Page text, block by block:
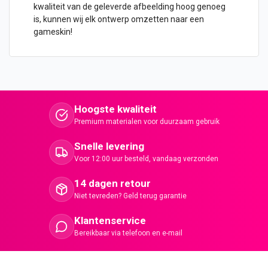
kwaliteit van de geleverde afbeelding hoog genoeg
is, kunnen wij elk ontwerp omzetten naar een
gameskin!
Hoogste kwaliteit
Premium materialen voor duurzaam gebruik
Snelle levering
Voor 12:00 uur besteld, vandaag verzonden
14 dagen retour
Niet tevreden? Geld terug garantie
Klantenservice
Bereikbaar via telefoon en e-mail